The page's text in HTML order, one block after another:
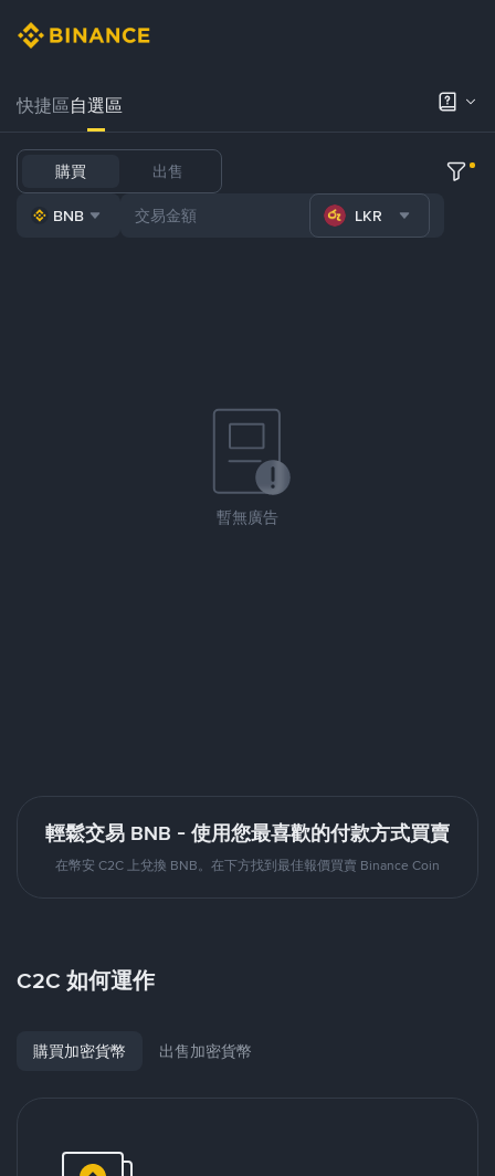
快捷區自選區
購買 出售
BNB LKR
暫無廣告
輕鬆交易 BNB - 使用您最喜歡的付款方式買賣
在幣安 C2C 上兌換 BNB。在下方找到最佳報價買賣 Binance Coin
C2C 如何運作
購買加密貨幣 出售加密貨幣